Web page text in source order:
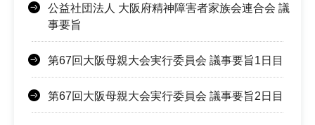
公益社団法人 大阪府精神障害者家族会連合会 議
事要旨
第67回大阪母親大会実行委員会 議事要旨1日目
第67回大阪母親大会実行委員会 議事要旨2日目